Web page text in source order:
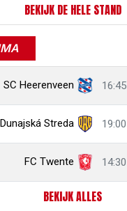
BEKIJK DE HELE STAND
SC Heerenveen 16:45
Dunajská Streda 19:00
FC Twente 14:30
BEKIJK ALLES